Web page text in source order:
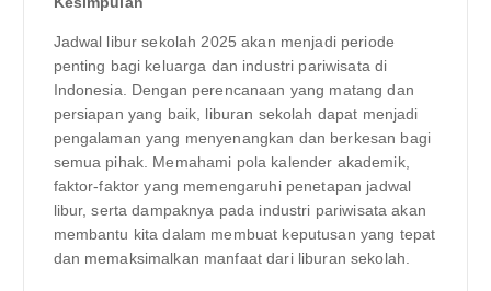
Jadwal libur sekolah 2025 akan menjadi periode
penting bagi keluarga dan industri pariwisata di
Indonesia. Dengan perencanaan yang matang dan
persiapan yang baik, liburan sekolah dapat menjadi
pengalaman yang menyenangkan dan berkesan bagi
semua pihak. Memahami pola kalender akademik,
faktor-faktor yang memengaruhi penetapan jadwal
libur, serta dampaknya pada industri pariwisata akan
membantu kita dalam membuat keputusan yang tepat
dan memaksimalkan manfaat dari liburan sekolah.